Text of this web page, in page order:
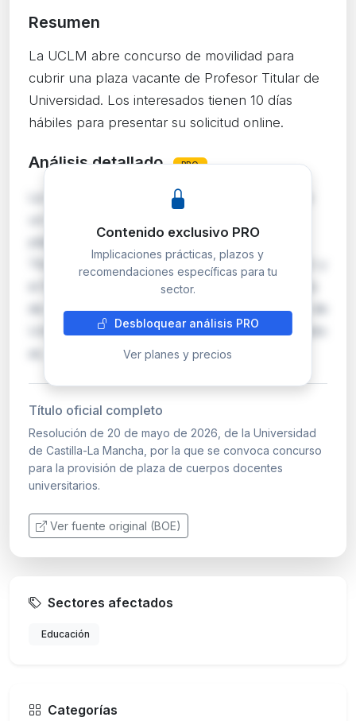
Resumen
La UCLM abre concurso de movilidad para
cubrir una plaza vacante de Profesor Titular de
Universidad. Los interesados tienen 10 días
hábiles para presentar su solicitud online.
Análisis detallado PRO
La Universidad de Castilla-La Mancha convoca
plaza vacante del cuerpo de Profesores
Titulares de Universidad, al amparo de la LOSU y
el RD 678/2023. Pueden participar funcionarios
de carrera del Cuerpo de Profesores Titulares de
Universidad con al menos dos años en su puesto
ac…
Contenido exclusivo PRO
Implicaciones prácticas, plazos y
recomendaciones específicas para tu
sector.
Desbloquear análisis PRO
Ver planes y precios
Título oficial completo
Resolución de 20 de mayo de 2026, de la Universidad
de Castilla-La Mancha, por la que se convoca concurso
para la provisión de plaza de cuerpos docentes
universitarios.
Ver fuente original (BOE)
Sectores afectados
Educación
Categorías